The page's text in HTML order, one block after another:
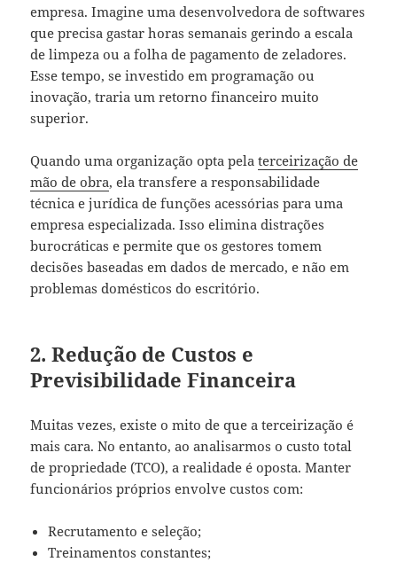
empresa. Imagine uma desenvolvedora de softwares
que precisa gastar horas semanais gerindo a escala
de limpeza ou a folha de pagamento de zeladores.
Esse tempo, se investido em programação ou
inovação, traria um retorno financeiro muito
superior.
Quando uma organização opta pelaterceirização de
mão de obra, ela transfere a responsabilidade
técnica e jurídica de funções acessórias para uma
empresa especializada. Isso elimina distrações
burocráticas e permite que os gestores tomem
decisões baseadas em dados de mercado, e não em
problemas domésticos do escritório.
2. Redução de Custos e
Previsibilidade Financeira
Muitas vezes, existe o mito de que a terceirização é
mais cara. No entanto, ao analisarmos o custo total
de propriedade (TCO), a realidade é oposta. Manter
funcionários próprios envolve custos com:
Recrutamento e seleção;
Treinamentos constantes;